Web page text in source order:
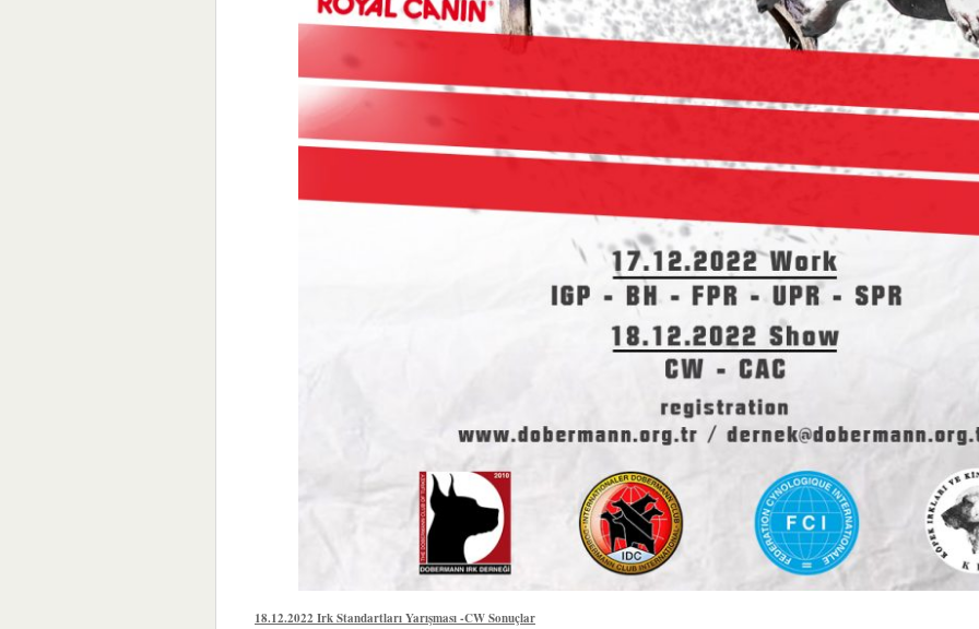
18.12.2022 Irk Standartları Yarışması -CW Sonuçlar